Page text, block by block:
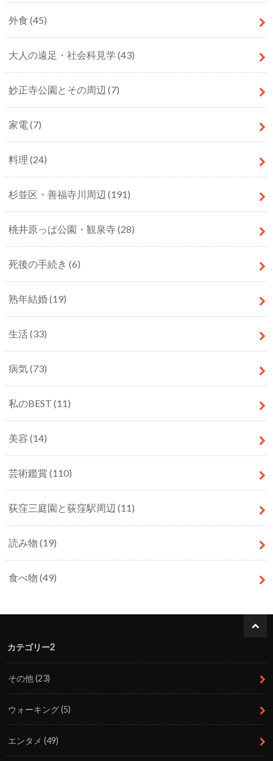
外食 (45)
大人の遠足・社会科見学 (43)
妙正寺公園とその周辺 (7)
家電 (7)
料理 (24)
杉並区・善福寺川周辺 (191)
桃井原っぱ公園・観泉寺(28)
死後の手続き (6)
熟年結婚(19)
生活(33)
病気(73)
私のBEST (11)
美容 (14)
芸術鑑賞 (110)
荻窪三庭園と荻窪駅周辺 (11)
読み物 (19)
食べ物 (49)
カテゴリー2
その他(23)
ウォーキング(5)
エンタメ(49)